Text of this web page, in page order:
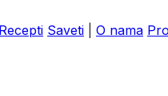
Recepti Saveti O nama